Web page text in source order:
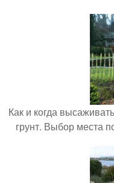
Как и когда
грунт. Выбор места